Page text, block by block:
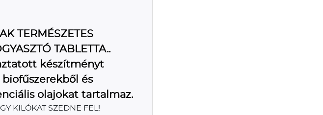
TERMÉSZETES
TABLETTA..
készítményt
biofűszerekből és
olajokat tartalmaz.
KILÓKAT SZEDNE FEL!